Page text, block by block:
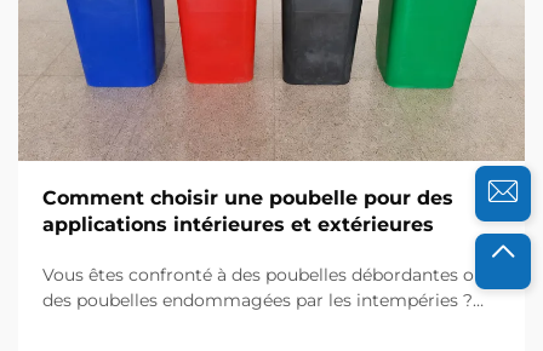
Comment choisir une poubelle pour des
applications intérieures et extérieures
Vous êtes confronté à des poubelles débordantes ou à
des poubelles endommagées par les intempéries ?